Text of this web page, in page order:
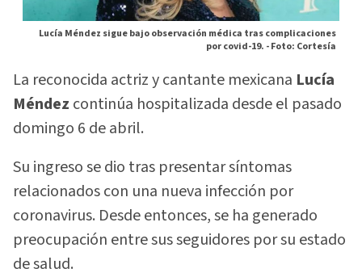
Lucía Méndez sigue bajo observación médica tras complicaciones
por covid-19. -Foto: Cortesía
La reconocida actriz y cantante mexicana Lucía
Méndez continúa hospitalizada desde el pasado
domingo 6 de abril.
Su ingreso se dio tras presentar síntomas
relacionados con una nueva infección por
coronavirus. Desde entonces, se ha generado
preocupación entre sus seguidores por su estado
de salud.